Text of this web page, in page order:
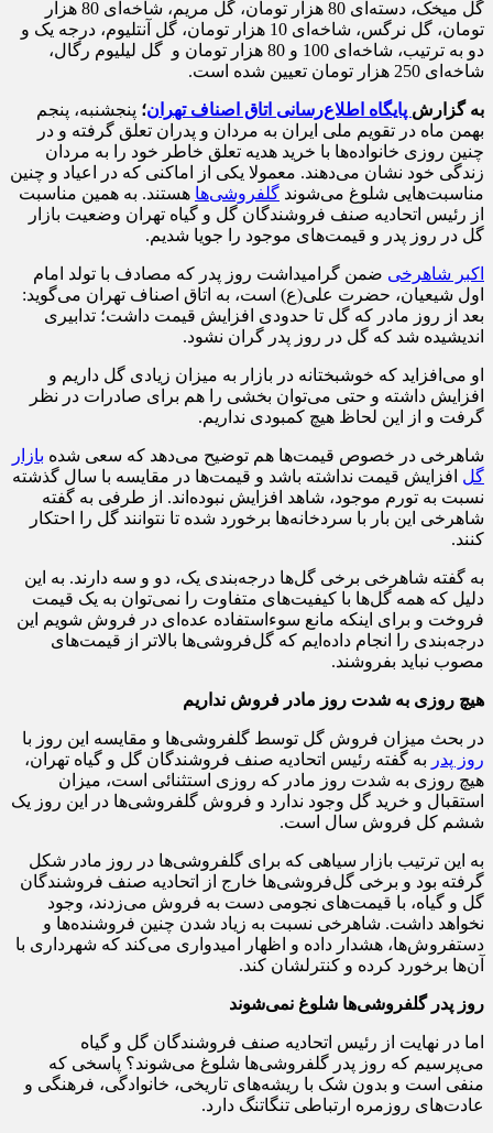
گل میخک، دسته‌ای 80 هزار تومان، گل مریم، شاخه‌ای 80 هزار
تومان، گل نرگس، شاخه‌ای 10 هزار تومان، گل آنتلیوم، درجه یک و
دو به ترتیب، شاخه‌ای 100 و 80 هزار تومان و گل لیلیوم رگال،
شاخه‌ای 250 هزار تومان تعیین شده است.
به گزارش پایگاه اطلاع‌رسانی اتاق اصناف تهران؛ پنجشنبه، پنجم
بهمن ماه در تقویم ملی ایران به مردان و پدران تعلق گرفته و در
چنین روزی خانواده‌ها با خرید هدیه تعلق خاطر خود را به مردان
زندگی خود نشان می‌دهند. معمولا یکی از اماکنی که در اعیاد و چنین
مناسبت‌هایی شلوغ می‌شوند گلفروشی‌ها هستند. به همین مناسبت
از رئیس اتحادیه صنف فروشندگان گل و گیاه تهران وضعیت بازار
گل در روز پدر و قیمت‌های موجود را جویا شدیم.
اکبر شاهرخی ضمن گرامیداشت روز پدر که مصادف با تولد امام
اول شیعیان، حضرت علی(ع) است، به اتاق اصناف تهران می‌گوید:
بعد از روز مادر که گل تا حدودی افزایش قیمت داشت؛ تدابیری
اندیشیده شد که گل در روز پدر گران نشود.
او می‌افزاید که خوشبختانه در بازار به میزان زیادی گل داریم و
افزایش داشته و حتی می‌توان بخشی را هم برای صادرات در نظر
گرفت و از این لحاظ هیچ کمبودی نداریم.
شاهرخی در خصوص قیمت‌ها هم توضیح می‌دهد که سعی شده بازار
گل افزایش قیمت نداشته باشد و قیمت‌ها در مقایسه با سال گذشته
نسبت به تورم موجود، شاهد افزایش نبوده‌اند. از طرفی به گفته
شاهرخی این بار با سردخانه‌ها برخورد شده تا نتوانند گل را احتکار
کنند.
به گفته شاهرخی برخی گل‌ها درجه‌بندی یک، دو و سه دارند. به این
دلیل که همه گل‌ها با کیفیت‌های متفاوت را نمی‌توان به یک قیمت
فروخت و برای اینکه مانع سوءاستفاده عده‌ای در فروش شویم این
درجه‌بندی را انجام داده‌ایم که گل‌فروشی‌ها بالاتر از قیمت‌های
مصوب نباید بفروشند.
هیچ روزی به شدت روز مادر فروش نداریم
در بحث میزان فروش گل توسط گلفروشی‌ها و مقایسه این روز با
روز پدر به گفته رئیس اتحادیه صنف فروشندگان گل و گیاه تهران،
هیچ روزی به شدت روز مادر که روزی استثنائی است، میزان
استقبال و خرید گل وجود ندارد و فروش گلفروشی‌ها در این روز یک
ششم کل فروش سال است.
به این ترتیب بازار سیاهی که برای گلفروشی‌ها در روز مادر شکل
گرفته بود و برخی گل‌فروشی‌ها خارج از اتحادیه صنف فروشندگان
گل و گیاه، با قیمت‌های نجومی دست به فروش می‌زدند، وجود
نخواهد داشت. شاهرخی نسبت به زیاد شدن چنین فروشنده‌ها و
دستفروش‌ها، هشدار داده و اظهار امیدواری می‌کند که شهرداری با
آن‌ها برخورد کرده و کنترل‎شان کند.
روز پدر گلفروشی‌ها شلوغ نمی‌شوند
اما در نهایت از رئیس اتحادیه صنف فروشندگان گل و گیاه
می‌پرسیم که روز پدر گلفروشی‌ها شلوغ می‌شوند؟ پاسخی که
منفی است و بدون شک با ریشه‌های تاریخی، خانوادگی، فرهنگی و
عادت‌های روزمره ارتباطی تنگاتنگ دارد.